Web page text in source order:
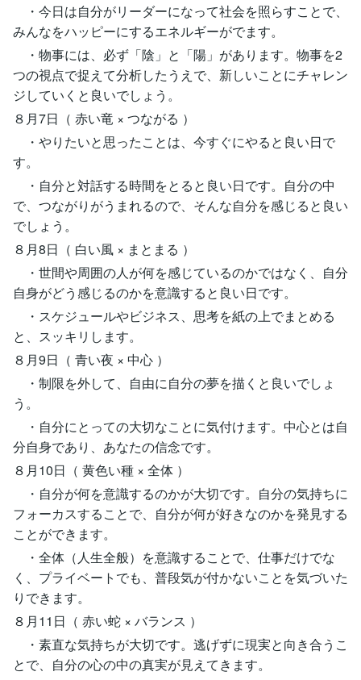
・今日は自分がリーダーになって社会を照らすことで、
みんなをハッピーにするエネルギーがでます。
・物事には、必ず「陰」と「陽」があります。物事を2
つの視点で捉えて分析したうえで、新しいことにチャレン
ジしていくと良いでしょう。
８月7日（ 赤い竜 × つながる ）
・やりたいと思ったことは、今すぐにやると良い日で
す。
・自分と対話する時間をとると良い日です。自分の中
で、つながりがうまれるので、そんな自分を感じると良い
でしょう。
８月8日（ 白い風 × まとまる ）
・世間や周囲の人が何を感じているのかではなく、自分
自身がどう感じるのかを意識すると良い日です。
・スケジュールやビジネス、思考を紙の上でまとめる
と、スッキリします。
８月9日（ 青い夜 × 中心 ）
・制限を外して、自由に自分の夢を描くと良いでしょ
う。
・自分にとっての大切なことに気付けます。中心とは自
分自身であり、あなたの信念です。
８月10日（ 黄色い種 × 全体 ）
・自分が何を意識するのかが大切です。自分の気持ちに
フォーカスすることで、自分が何が好きなのかを発見する
ことができます。
・全体（人生全般）を意識することで、仕事だけでな
く、プライベートでも、普段気が付かないことを気づいた
りできます。
８月11日（ 赤い蛇 × バランス ）
・素直な気持ちが大切です。逃げずに現実と向き合うこ
とで、自分の心の中の真実が見えてきます。